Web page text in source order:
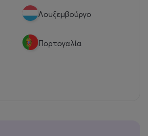
Λουξεμβούργο
Πορτογαλία